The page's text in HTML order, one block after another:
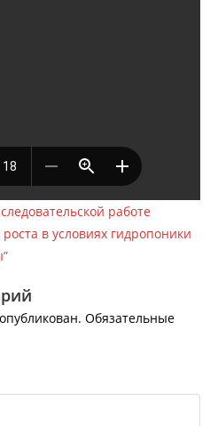
работе
в условиях гидропоники
Обязательные